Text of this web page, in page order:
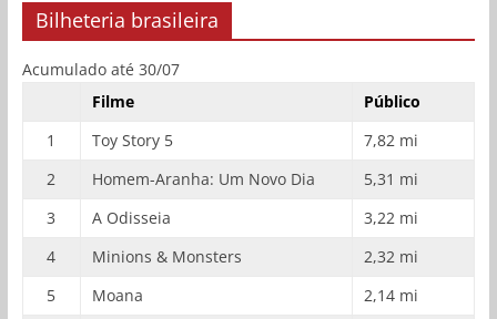
Bilheteria brasileira
Acumulado até 30/07
Filme
Público
1
Toy Story 5
7,82 mi
2
Homem-Aranha: Um Novo Dia
5,31 mi
3
A Odisseia
3,22 mi
4
Minions & Monsters
2,32 mi
5
Moana
2,14 mi